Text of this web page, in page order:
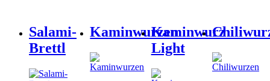
Salami-
Brettl
KaminwurzenKaminwurz
Light